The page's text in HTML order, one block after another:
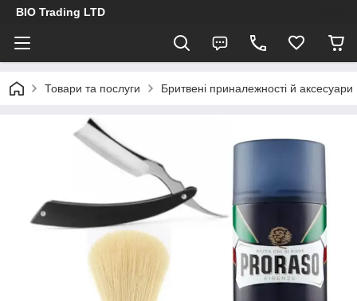
BIO Trading LTD
Товари та послуги Бритвені приналежності й аксесуари